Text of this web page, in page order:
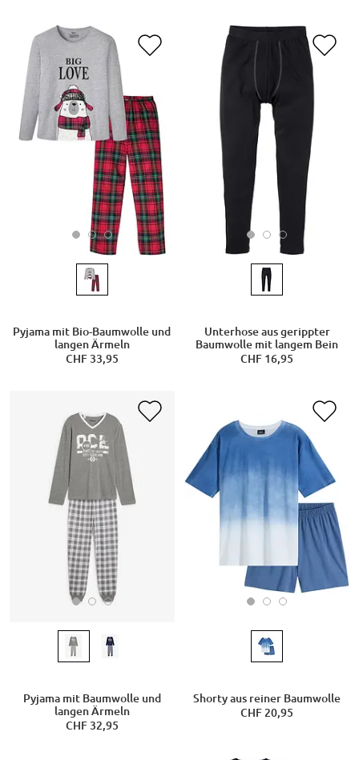
Pyjama mit Bio-Baumwolle und
langen Ärmeln
CHF 33,95
Unterhose aus gerippter
Baumwolle mit langem Bein
CHF 16,95
Pyjama mit Baumwolle und
langen Ärmeln
CHF 32,95
Shorty aus reiner Baumwolle
CHF 20,95